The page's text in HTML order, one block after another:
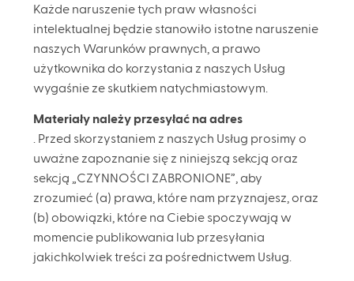
Każde naruszenie tych praw własności
intelektualnej będzie stanowiło istotne naruszenie
naszych Warunków prawnych, a prawo
użytkownika do korzystania z naszych Usług
wygaśnie ze skutkiem natychmiastowym.
Materiały należy przesyłać na adres
. Przed skorzystaniem z naszych Usług prosimy o
uważne zapoznanie się z niniejszą sekcją oraz
sekcją „CZYNNOŚCI ZABRONIONE”, aby
zrozumieć (a) prawa, które nam przyznajesz, oraz
(b) obowiązki, które na Ciebie spoczywają w
momencie publikowania lub przesyłania
jakichkolwiek treści za pośrednictwem Usług.